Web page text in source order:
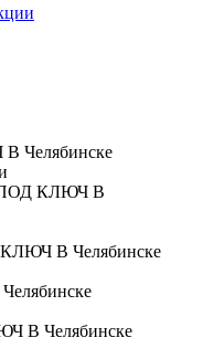
Челябинске
КЛЮЧ В
В Челябинске
В Челябинске